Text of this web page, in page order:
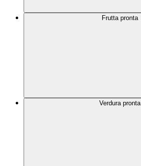
Frutta pronta
Verdura pronta